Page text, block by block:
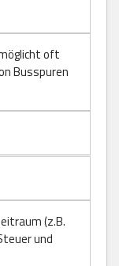
oft
Busspuren
(z.B.
und